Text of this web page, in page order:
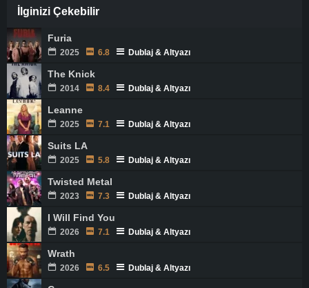
İlginizi Çekebilir
Furia
2025 6.8 Dublaj & Altyazı
The Knick
2014 8.4 Dublaj & Altyazı
Leanne
2025 7.1 Dublaj & Altyazı
Suits LA
2025 5.8 Dublaj & Altyazı
Twisted Metal
2023 7.3 Dublaj & Altyazı
I Will Find You
2026 7.1 Dublaj & Altyazı
Wrath
2026 6.5 Dublaj & Altyazı